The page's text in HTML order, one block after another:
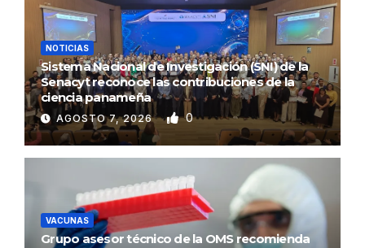
NOTICIAS
Sistema Nacional de Investigación (SNI) de la
Senacyt reconoce las contribuciones de la
ciencia panameña
AGOSTO 7, 2026 0
VACUNAS
Grupo asesor técnico de la OMS recomienda